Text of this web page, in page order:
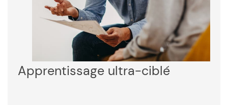
Apprentissage ultra-ciblé